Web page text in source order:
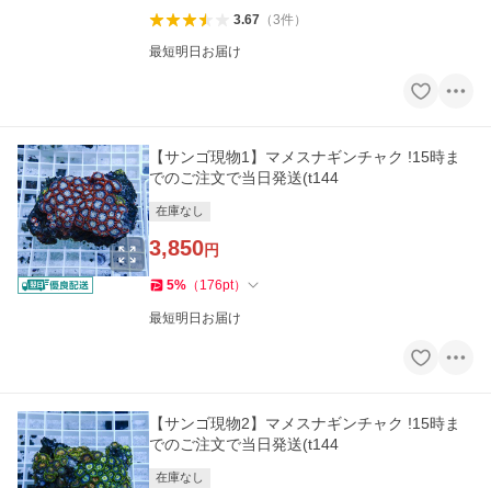
3.67（3件）
最短明日お届け
【サンゴ現物1】マメスナギンチャク !15時ま
でのご注文で当日発送(t144
在庫なし
3,850円
5% （ 176pt）
最短明日お届け
【サンゴ現物2】マメスナギンチャク !15時ま
でのご注文で当日発送(t144
在庫なし